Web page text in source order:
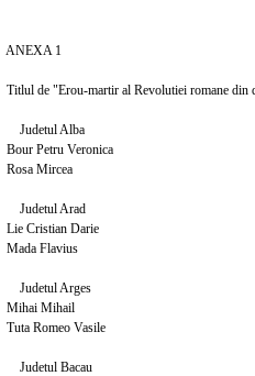
ANEXA 1
Titlul de "Erou-martir al Revolutiei romane din
Judetul Alba
Bour Petru Veronica
Rosa Mircea
Judetul Arad
Lie Cristian Darie
Mada Flavius
Judetul Arges
Mihai Mihail
Tuta Romeo Vasile
Judetul Bacau